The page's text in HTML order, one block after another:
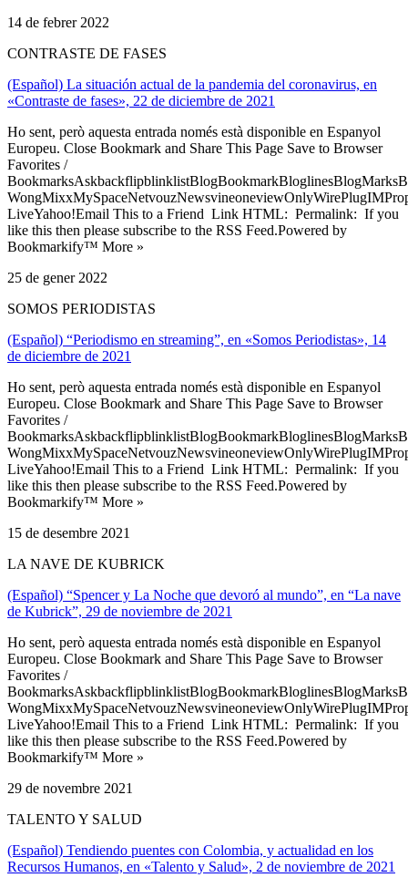
14 de febrer 2022
CONTRASTE DE FASES
(Español) La situación actual de la pandemia del coronavirus, en
«Contraste de fases», 22 de diciembre de 2021
Ho sent, però aquesta entrada només està disponible en Espanyol
Europeu. Close Bookmark and Share This Page Save to Browser
Favorites /
LiveYahoo!Email This to a Friend Link HTML: Permalink: If you
like this then please subscribe to the RSS Feed.Powered by
Bookmarkify™ More »
25 de gener 2022
SOMOS PERIODISTAS
(Español) “Periodismo en streaming”, en «Somos Periodistas», 14
de diciembre de 2021
Ho sent, però aquesta entrada només està disponible en Espanyol
Europeu. Close Bookmark and Share This Page Save to Browser
Favorites /
LiveYahoo!Email This to a Friend Link HTML: Permalink: If you
like this then please subscribe to the RSS Feed.Powered by
Bookmarkify™ More »
15 de desembre 2021
LA NAVE DE KUBRICK
(Español) “Spencer y La Noche que devoró al mundo”, en “La nave
de Kubrick”, 29 de noviembre de 2021
Ho sent, però aquesta entrada només està disponible en Espanyol
Europeu. Close Bookmark and Share This Page Save to Browser
Favorites /
LiveYahoo!Email This to a Friend Link HTML: Permalink: If you
like this then please subscribe to the RSS Feed.Powered by
Bookmarkify™ More »
29 de novembre 2021
TALENTO Y SALUD
(Español) Tendiendo puentes con Colombia, y actualidad en los
Recursos Humanos, en «Talento y Salud», 2 de noviembre de 2021